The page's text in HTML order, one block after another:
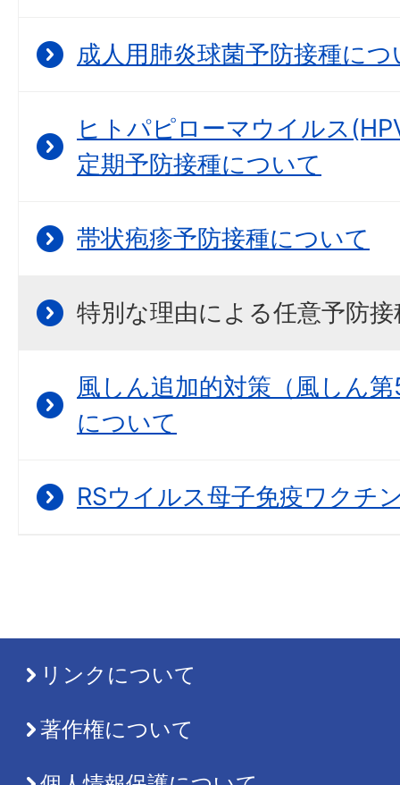
成人用肺炎球菌予防接種につ
ヒトパピローマウイルス
定期予防接種について
帯状疱疹予防接種について
特別な理由による任意予防
風しん追加的対策（風しん
について
RSウイルス母子免疫ワクチ
リンクについて
著作権について